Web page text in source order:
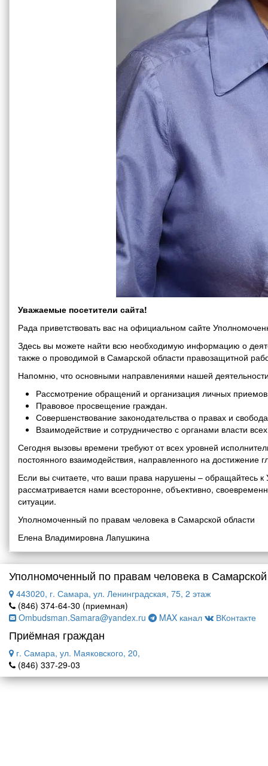
Уважаемые посетители сайта!
Рада приветствовать вас на официальном сайте
Здесь вы можете найти всю необходимую информацию о
также о проводимой в Самарской области правозащитной
Напомню, что основными направлениями нашей
Рассмотрение обращений и организация личных
Правовое просвещение граждан.
Совершенствование законодательства о правах и
Взаимодействие и сотрудничество с органами власти
Сегодня вызовы времени требуют от всех уровней
постоянного взаимодействия, направленного на
Если вы считаете, что ваши права нарушены – обращайтесь
рассматривается нами всесторонне, объективно,
ситуации.
Уполномоченный по правам человека в Самарской области
Елена Владимировна Лапушкина
Уполномоченный по правам человека в
443020, г. Самара, ул. Ленинградская, 75, 2 этаж
(846) 374-64-30 (приемная)
Ombudsman.Samara@yandex.ru
MAX канал ВКонтакте
Приёмная граждан
г. Самара, ул. Маяковского, 20,
(846) 337-29-03